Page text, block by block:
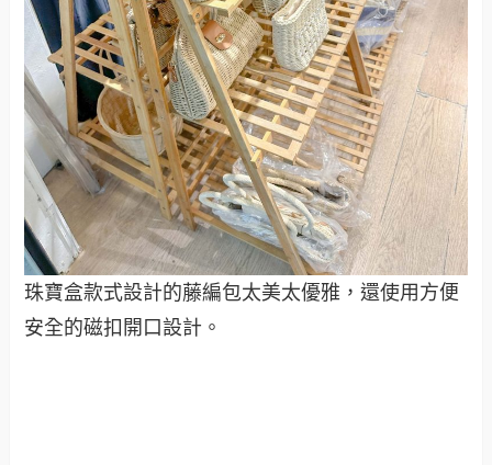
珠寶盒款式設計的藤編包太美太優雅，還使用方便
安全的磁扣開口設計。